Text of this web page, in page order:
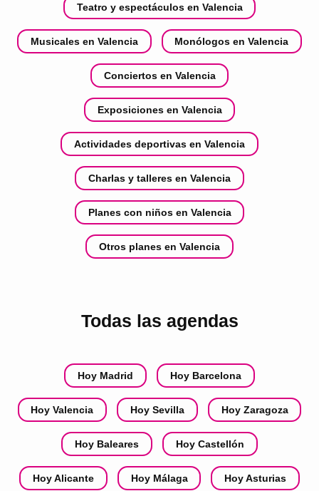
Teatro y espectáculos en Valencia
Musicales en Valencia Monólogos en Valencia
Conciertos en Valencia
Exposiciones en Valencia
Actividades deportivas en Valencia
Charlas y talleres en Valencia
Planes con niños en Valencia
Otros planes en Valencia
Todas las agendas
Hoy Madrid Hoy Barcelona
Hoy Valencia Hoy Sevilla Hoy Zaragoza
Hoy Baleares Hoy Castellón
Hoy Alicante Hoy Málaga Hoy Asturias